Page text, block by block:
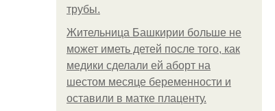
трубы.
Жительница Башкирии больше не
может иметь детей после того, как
медики сделали ей аборт на
шестом месяце беременности и
оставили в матке плаценту.